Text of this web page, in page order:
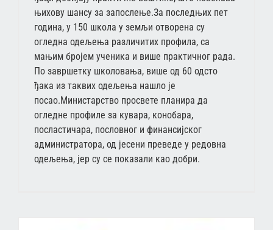
њихову шансу за запослење.За последњих пет
година, у 150 школа у земљи отворена су
огледна одељења различитих профила, са
мањим бројем ученика и више практичног рада.
По завршетку школовања, више од 60 одсто
ђака из таквих одељења нашло је
посао.Министарство просвете планира да
огледне профиле за кувара, конобара,
посластичара, пословног и финансијског
администратора, од јесени преведе у редовна
одељења, јер су се показали као добри.